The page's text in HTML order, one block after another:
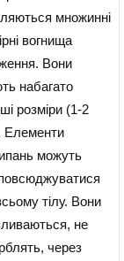
множинні
вогнища
Вони
набагато
розміри (1-2
Елементи
можуть
тілу. Вони
не
через